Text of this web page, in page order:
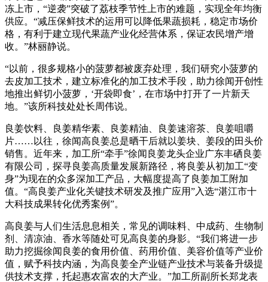
冻上市，“逆袭”突破了荔枝季节性上市的难题，实现全年均衡
供应。“减压保鲜技术的运用可以降低果蔬损耗，稳定市场价
格，有利于建立现代果蔬产业化经营体系，保证农民增产增
收。”林丽静说。
“以前，很多规格小的菠萝都被废弃处理，我们研究小菠萝的
去皮加工技术，建立标准化的加工技术手段，助力徐闻开创性
地推出鲜切小菠萝，‘开袋即食’，在市场中打开了一片新天
地。”该所科技处处长周伟说。
良姜饮料、良姜精华素、良姜精油、良姜速溶茶、良姜咀嚼
片……以往，徐闻高良姜总是晒干后就以姜块、姜段的田头价
销售。近年来，加工所“牵手”徐闻良姜龙头企业广东丰硒良姜
有限公司，探寻良姜高质量发展新路径，将良姜从初加工“变
身”为现在的众多深加工产品，大幅度提高了良姜加工附加
值。“高良姜产业化关键技术研发及推广应用”入选“湛江市十
大科技成果转化优秀案例”。
高良姜与人们生活息息相关，常见的调味料、中成药、生物制
剂、清凉油、香水等随处可见高良姜的身影。“我们将进一步
助力挖掘徐闻良姜的食用价值、药用价值、美容价值等产业价
值，赋予科技内涵，为高良姜全产业链产业技术与装备升级提
供技术支撑，托起惠农富农的大产业。”加工所副所长郑龙表